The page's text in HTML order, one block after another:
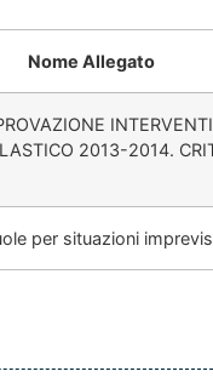
Nome Allegato
2013-2014.
per situazioni